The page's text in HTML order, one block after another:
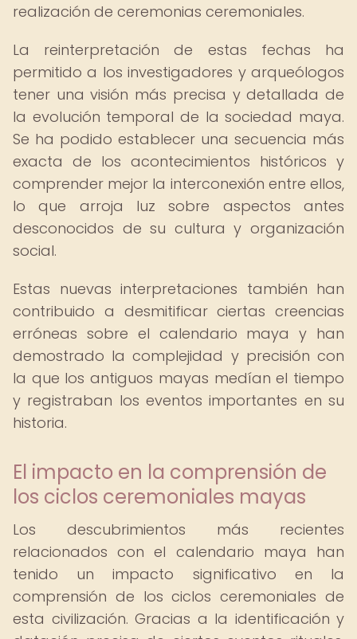
realización de ceremonias ceremoniales.
La reinterpretación de estas fechas ha
permitido a los investigadores y arqueólogos
tener una visión más precisa y detallada de
la evolución temporal de la sociedad maya.
Se ha podido establecer una secuencia más
exacta de los acontecimientos históricos y
comprender mejor la interconexión entre ellos,
lo que arroja luz sobre aspectos antes
desconocidos de su cultura y organización
social.
Estas nuevas interpretaciones también han
contribuido a desmitificar ciertas creencias
erróneas sobre el calendario maya y han
demostrado la complejidad y precisión con
la que los antiguos mayas medían el tiempo
y registraban los eventos importantes en su
historia.
El impacto en la comprensión de
los ciclos ceremoniales mayas
Los descubrimientos más recientes
relacionados con el calendario maya han
tenido un impacto significativo en la
comprensión de los ciclos ceremoniales de
esta civilización. Gracias a la identificación y